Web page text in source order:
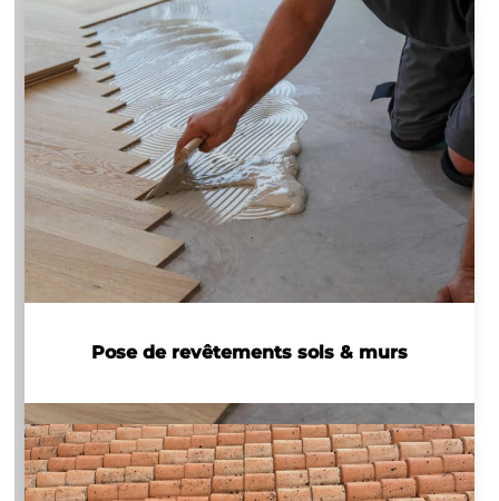
Pose de revêtements sols & murs